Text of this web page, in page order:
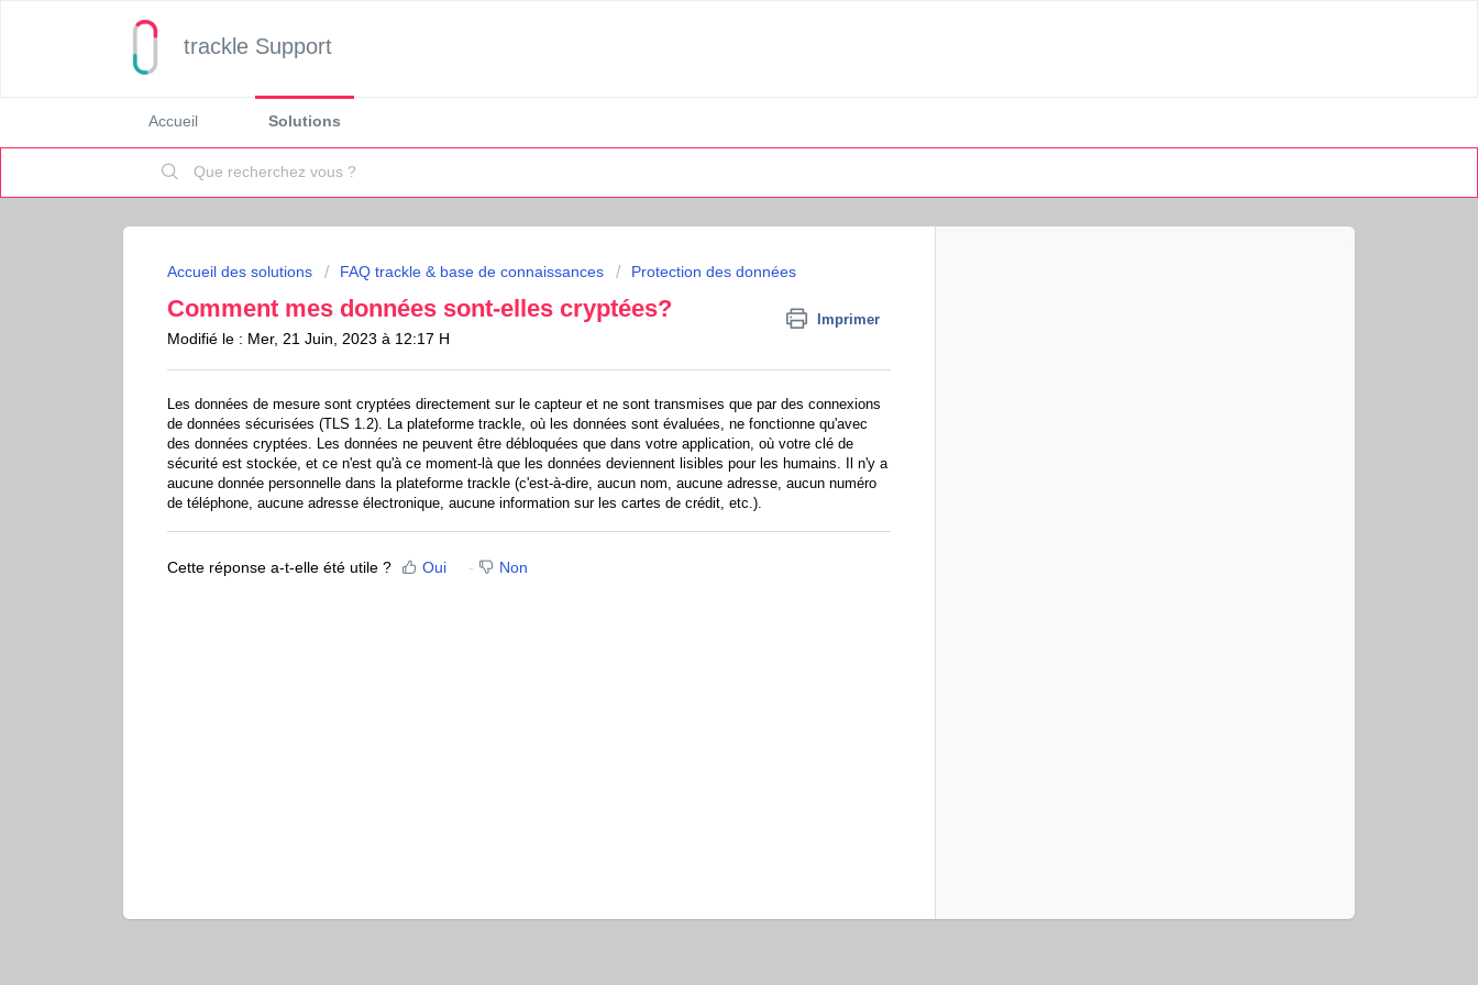
trackle Support
Accueil Solutions
Accueil des solutions FAQ trackle & base de connaissances Protection des données
Comment mes données sont-elles cryptées? Imprimer
Modifié le : Mer, 21 Juin, 2023 à 12:17 H
Les données de mesure sont cryptées directement sur le capteur et ne sont transmises que par des connexions
de données sécurisées (TLS 1.2). La plateforme trackle, où les données sont évaluées, ne fonctionne qu'avec
des données cryptées. Les données ne peuvent être débloquées que dans votre application, où votre clé de
sécurité est stockée, et ce n'est qu'à ce moment-là que les données deviennent lisibles pour les humains. Il n'y a
aucune donnée personnelle dans la plateforme trackle (c'est-à-dire, aucun nom, aucune adresse, aucun numéro
de téléphone, aucune adresse électronique, aucune information sur les cartes de crédit, etc.).
Cette réponse a-t-elle été utile ? Oui Non